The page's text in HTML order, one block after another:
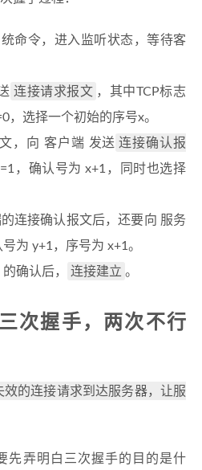
命令，进入监听状态，等待客
连接请求报文 ，其中TCP标志
，选择一个初始的序号x。
，向 客户端 发送 连接确认报
，确认号为 x+1，同时也选择
连接确认报文后，还要向 服务
号为 y+1，序号为 x+1。
确认后，
连接建立 。
次握手，两次不行
效的连接请求到达服务器，让服
先弄明白三次握手的目的是什